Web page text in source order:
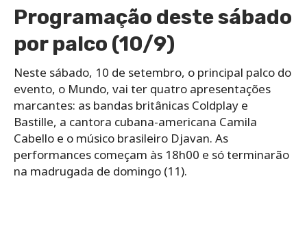
Programação deste sábado
por palco (10/9)
Neste sábado, 10 de setembro, o principal palco do
evento, o Mundo, vai ter quatro apresentações
marcantes: as bandas britânicas Coldplay e
Bastille, a cantora cubana-americana Camila
Cabello e o músico brasileiro Djavan. As
performances começam às 18h00 e só terminarão
na madrugada de domingo (11).